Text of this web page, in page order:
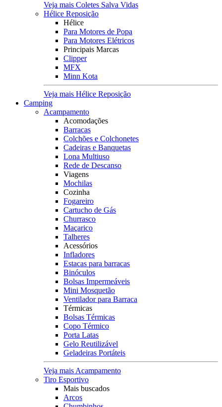
Veja mais Coletes Salva Vidas
Hélice Reposição
Hélice
Para Motores de Popa
Para Motores Elétricos
Principais Marcas
Clipper
MFX
Minn Kota
Veja mais Hélice Reposição
Camping
Acampamento
Acomodações
Barracas
Colchões e Colchonetes
Cadeiras e Banquetas
Lona Multiuso
Rede de Descanso
Viagens
Mochilas
Cozinha
Fogareiro
Cartucho de Gás
Churrasco
Maçarico
Talheres
Acessórios
Infladores
Estacas para barracas
Binóculos
Bolsas Impermeáveis
Mini Mosquetão
Ventilador para Barraca
Térmicas
Bolsas Térmicas
Copo Térmico
Porta Latas
Gelo Reutilizável
Geladeiras Portáteis
Veja mais Acampamento
Tiro Esportivo
Mais buscados
Arcos